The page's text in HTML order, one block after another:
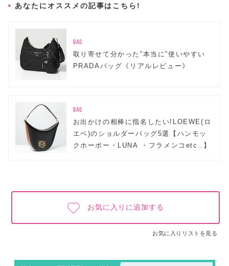
あなたにオススメの記事はこちら!
BAG
取り寄せて分かった‟本当に”使いやすい
PRADAバッグ《リアルレビュー》
BAG
お出かけの相棒に指名したい!LOEWE(ロ
エベ)のショルダーバッグ5選【ハンモッ
クホーボー・LUNA ・フラメンコetc..】
お気に入りに追加する
お気に入りリストを見る